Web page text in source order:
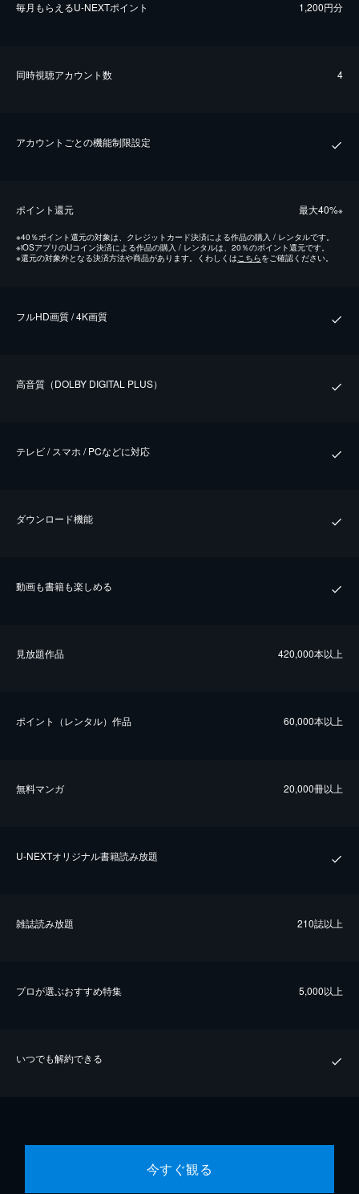
毎⽉もらえるU-NEXTポイント 1,200円分
同時視聴アカウント数 4
アカウントごとの機能制限設定
ポイント還元 最⼤40%※
※40％ポイント還元の対象は、クレジットカード決済による作品の購入 / レンタルです。
※iOSアプリのUコイン決済による作品の購入 / レンタルは、20％のポイント還元です。
※還元の対象外となる決済方法や商品があります。くわしくはこちらをご確認ください。
フルHD画質 / 4K画質
⾼⾳質（DOLBY DIGITAL PLUS）
テレビ / スマホ / PCなどに対応
ダウンロード機能
動画も書籍も楽しめる
⾒放題作品 420,000本以上
ポイント（レンタル）作品 60,000本以上
無料マンガ 20,000冊以上
U-NEXTオリジナル書籍読み放題
雑誌読み放題 210誌以上
プロが選ぶおすすめ特集 5,000以上
いつでも解約できる
今すぐ観る